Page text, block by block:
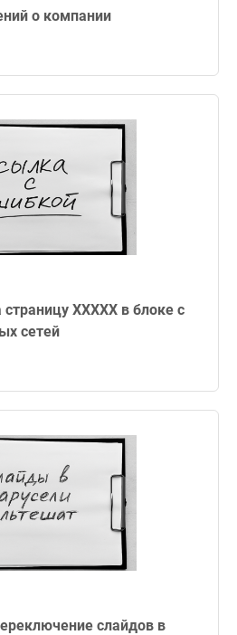
о компании
XXXXX в блоке с
сетей
слайдов в